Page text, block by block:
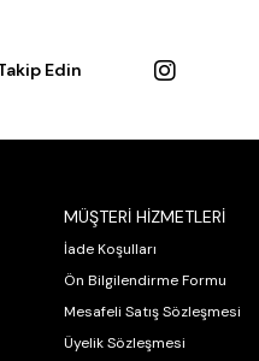
Edin
MÜŞTERİ HİZMETLERİ
İade Koşulları
Ön Bilgilendirme Formu
Mesafeli Satış Sözleşmesi
Üyelik Sözleşmesi